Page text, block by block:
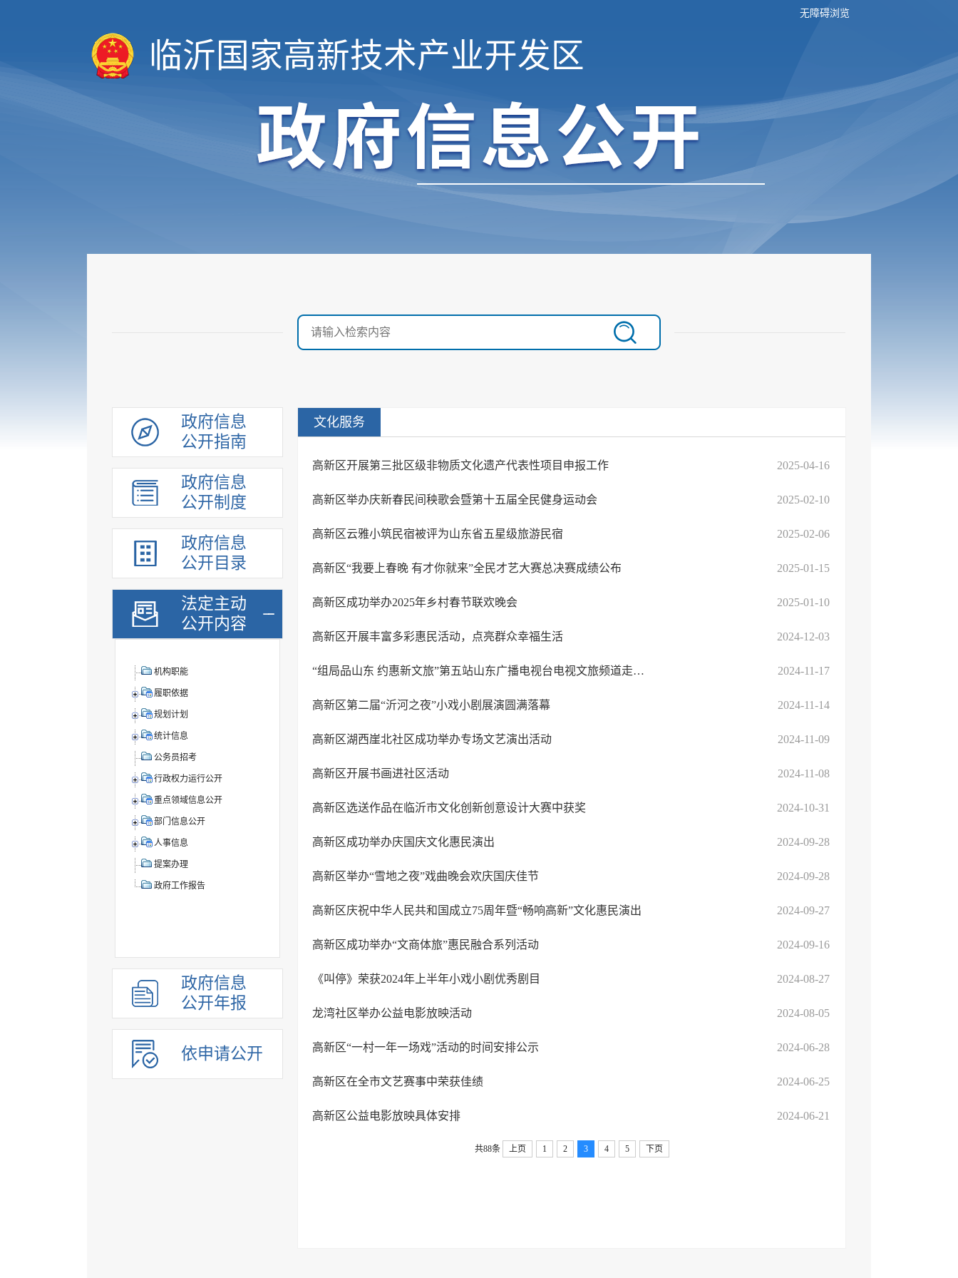
无障碍浏览
临沂国家高新技术产业开发区
政府信息
公开指南
政府信息
公开制度
政府信息
公开目录
法定主动
公开内容
机构职能
履职依据
规划计划
统计信息
公务员招考
行政权力运行公开
重点领域信息公开
部门信息公开
人事信息
提案办理
政府工作报告
政府信息
公开年报
依申请公开
文化服务
高新区开展第三批区级非物质文化遗产代表性项目申报工作 2025-04-16
高新区举办庆新春民间秧歌会暨第十五届全民健身运动会 2025-02-10
高新区云雅小筑民宿被评为山东省五星级旅游民宿 2025-02-06
高新区“我要上春晚 有才你就来”全民才艺大赛总决赛成绩公布 2025-01-15
高新区成功举办2025年乡村春节联欢晚会 2025-01-10
高新区开展丰富多彩惠民活动，点亮群众幸福生活 2024-12-03
“组局品山东 约惠新文旅”第五站山东广播电视台电视文旅频道走进临沂高新区 2024-11-17
高新区第二届“沂河之夜”小戏小剧展演圆满落幕 2024-11-14
高新区湖西崖北社区成功举办专场文艺演出活动 2024-11-09
高新区开展书画进社区活动 2024-11-08
高新区选送作品在临沂市文化创新创意设计大赛中获奖 2024-10-31
高新区成功举办庆国庆文化惠民演出 2024-09-28
高新区举办“雪地之夜”戏曲晚会欢庆国庆佳节 2024-09-28
高新区庆祝中华人民共和国成立75周年暨“畅响高新”文化惠民演出 2024-09-27
高新区成功举办“文商体旅”惠民融合系列活动 2024-09-16
《叫停》荣获2024年上半年小戏小剧优秀剧目 2024-08-27
龙湾社区举办公益电影放映活动 2024-08-05
高新区“一村一年一场戏”活动的时间安排公示 2024-06-28
高新区在全市文艺赛事中荣获佳绩 2024-06-25
高新区公益电影放映具体安排 2024-06-21
共88条 上页 1 2 3 4 5 下页